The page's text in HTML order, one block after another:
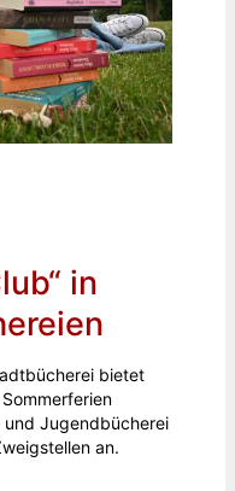
in
bietet
und Jugendbücherei
an.